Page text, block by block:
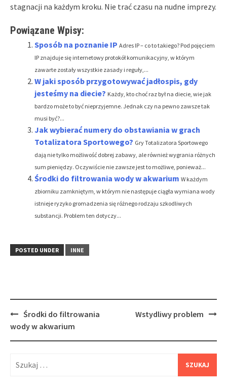
stagnacji na każdym kroku. Nie trać czasu na nudne imprezy.
Powiązane Wpisy:
Sposób na poznanie IP Adres IP – co to takiego? Pod pojęciem
IP znajduje się internetowy protokół komunikacyjny, w którym
zawarte zostały wszystkie zasady i reguły,...
W jaki sposób przygotowywać jadłospis, gdy
jesteśmy na diecie? Każdy, kto choć raz był na diecie, wie jak
bardzo może to być nieprzyjemne. Jednak czy na pewno zawsze tak
musi być?...
Jak wybierać numery do obstawiania w grach
Totalizatora Sportowego? Gry Totalizatora Sportowego
dają nie tylko możliwość dobrej zabawy, ale również wygrania różnych
sum pieniędzy. Oczywiście nie zawsze jest to możliwe, ponieważ...
Środki do filtrowania wody w akwarium W każdym
zbiorniku zamkniętym, w którym nie następuje ciągła wymiana wody
istnieje ryzyko gromadzenia się różnego rodzaju szkodliwych
substancji. Problem ten dotyczy...
POSTED UNDER INNE
Post
navigation
Środki do filtrowania
wody w akwarium
Wstydliwy problem